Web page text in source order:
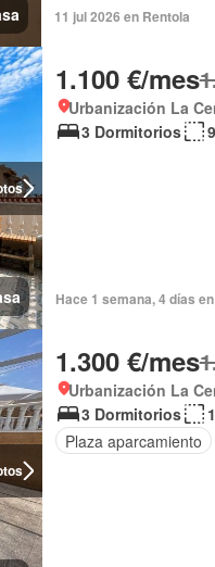
11 jul 2026 en Rentola
1.100 €/mes
Urbanización La
3 Dormitorios
Hace 1 semana, 4 días
1.300 €/mes
Urbanización La
3 Dormitorios
Plaza aparcamiento